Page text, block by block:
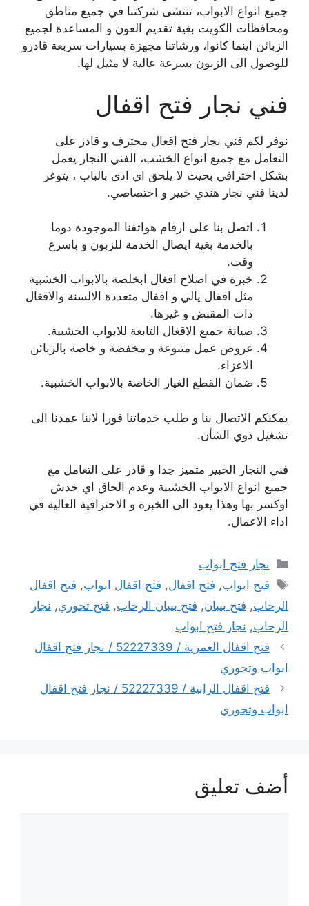
جميع انواع الابواب، تنتشى شركتنا في جميع مناطق
ومحافظات الكويت بغية تقديم العون و المساعدة لجميع
الزبائن اينما كانوا، ورشاتنا مجهزة بسيارات سربعة قادرو
للوصول الى الزبون بسرعة عالية لا مثيل لها.
فني نجار فتح اقفال
نوفر لكم فني نجار فتح اقغال محترف و قادر على
التعامل مع جميع انواع الخشب، الفني النجار يعمل
بشكل احترافي بحيث لا يلحق اي اذى بالباب ، يتوغر
لدينا فني نجار هندي خبير و اختصاصي.
اتصل بنا على ارقام هواتفنا الموجودة دوما
بالخدمة بغية ايصال الخدمة للزبون و باسرع
وقت.
خبرة في اصلاح اقغال ابخلصة بالابواب الخشبية
مثل اقفال يالي و اقفال متعددة الالسنة والاقغال
ذات المقبض و غيرها.
صيانة جميع الاقغال التابعة للابواب الخشبية.
عروض عمل متنوعة و مخفضة و خاصة بالزبائن
الاعزاء.
ضمان القطع الغيار الخاصة بالابواب الخشبية.
يمكنكم الاتصال بنا و طلب خدماتنا فورا لاننا عمدنا الى
تشغيل ذوي الشأن.
فني النجار الخبير متميز جدا و قادر على التعامل مع
جميع انواع الابواب الخشبية وعدم الحاق اي خدش
اوكسر بها وهذا يعود الى الخبرة و الاحترافية العالية في
اداء الاعمال.
التصنيفات
نجار فتح ابواب
الوسوم
فتح ابواب, فتح اقفال, فتح اقفال ابواب, فتح اقفال
الرحاب, فتح بيبان, فتح بيبان الرحاب, فتح تجوري, نجار
الرحاب, نجار فتح ابواب
فتح اقفال العمرية / 52227339 / نجار فتح اقفال
ابواب وتجوري
فتح اقفال الرابية / 52227339 / نجار فتح اقفال
ابواب وتجوري
أضف تعليق